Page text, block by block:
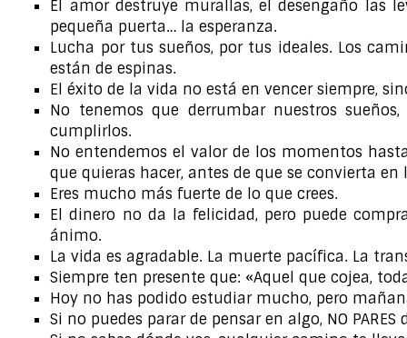
El amor destruye murallas, el desengaño las
pequeña puerta… la esperanza.
Lucha por tus sueños, por tus ideales. Los
están de espinas.
El éxito de la vida no está en vencer siempre,
No tenemos que derrumbar nuestros
cumplirlos.
No entendemos el valor de los momentos
que quieras hacer, antes de que se convierta
Eres mucho más fuerte de lo que crees.
El dinero no da la felicidad, pero puede
ánimo.
La vida es agradable. La muerte pacífica. La
Siempre ten presente que: «Aquel que cojea,
Hoy no has podido estudiar mucho, pero
Si no puedes parar de pensar en algo, NO